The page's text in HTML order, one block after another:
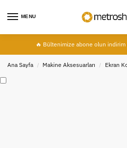
MENU
🔥 Bültenimize abone olun indirim
Ana Sayfa / Makine Aksesuarları / Ekran